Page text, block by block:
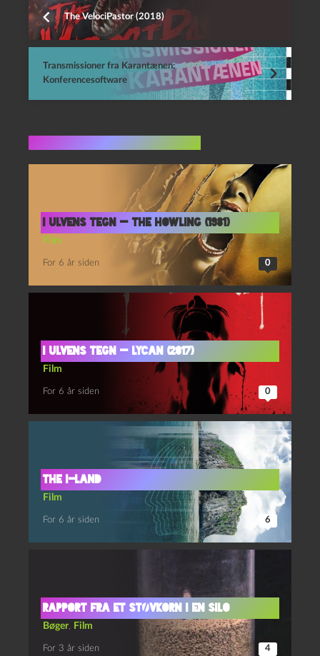
The VelociPastor (2018)
Transmissioner fra Karantænen:
Konferencesoftware
I ulvens tegn — The Howling (1981)
Film
For 6 år siden 0
I ulvens tegn — Lycan (2017)
Film
For 6 år siden 0
The I-Land
Film
For 6 år siden 6
Rapport fra et støvkorn i en silo
Bøger Film
For 3 år siden 4